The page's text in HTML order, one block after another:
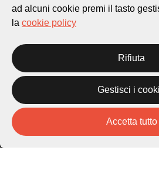
Sito
Privacy Policy
Credits
Homepage
Temi
Storie
ad alcuni cookie premi il tasto
la cookie policy
Rifiuta
Gestisci i
Accetta tutto